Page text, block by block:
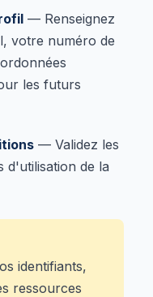
— Renseignez
votre numéro de
les futurs
— Validez les
d'utilisation de la
identifiants,
ressources